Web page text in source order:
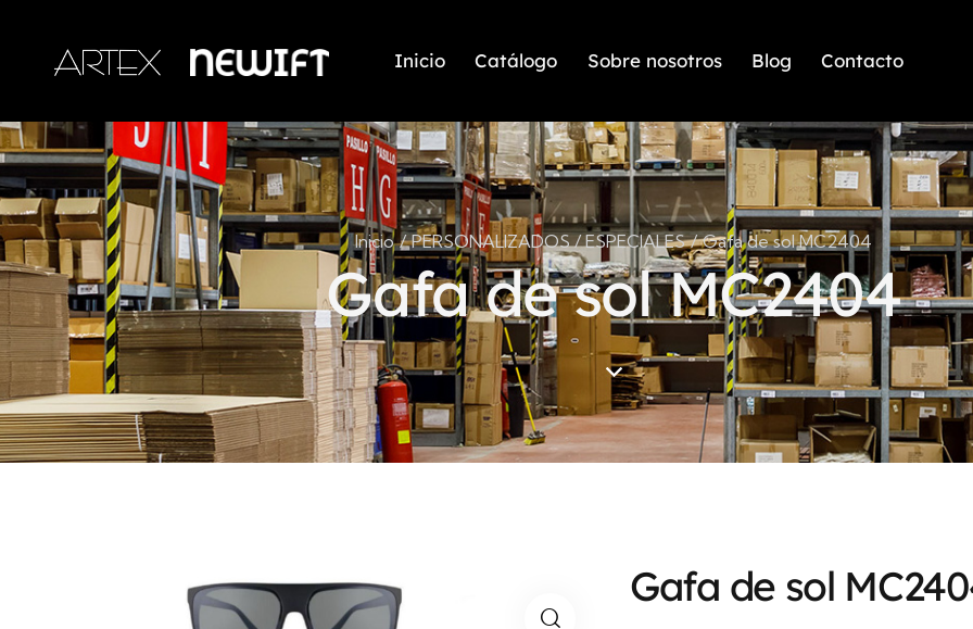
Inicio Catálogo Sobre nosotros Blog Contacto
Inicio PERSONALIZADOS / ESPECIALES Gafa de sol MC2404
Gafa de sol MC2404
Gafa de sol